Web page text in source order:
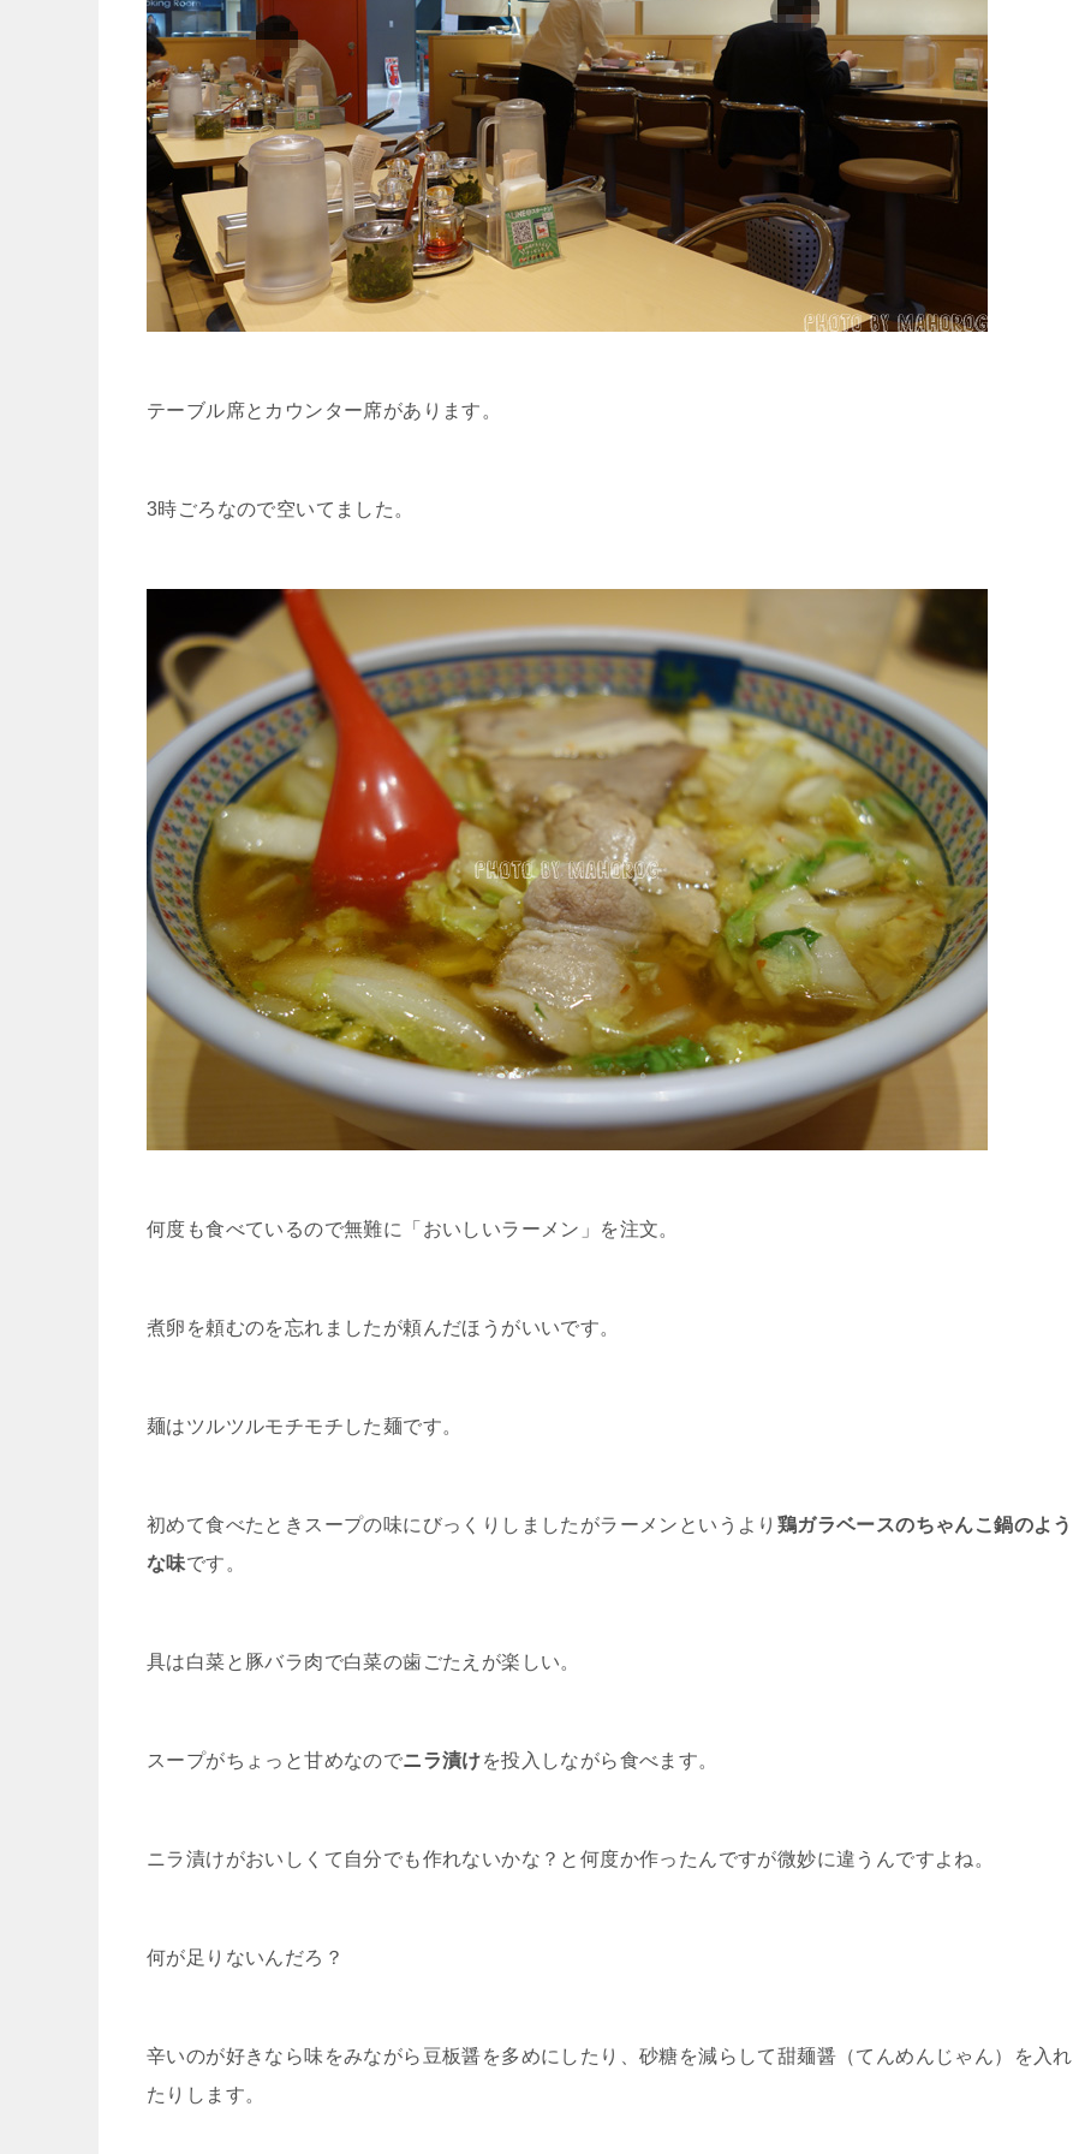
テーブル席とカウンター席があります。
3時ごろなので空いてました。
何度も食べているので無難に「おいしいラーメン」を注文。
煮卵を頼むのを忘れましたが頼んだほうがいいです。
麺はツルツルモチモチした麺です。
初めて食べたときスープの味にびっくりしましたがラーメンというより 鶏ガラベースのちゃんこ鍋のよう
な味です。
具は白菜と豚バラ肉で白菜の歯ごたえが楽しい。
スープがちょっと甘めなのでニラ漬けを投入しながら食べます。
ニラ漬けがおいしくて自分でも作れないかな？と何度か作ったんですが微妙に違うんですよね。
何が足りないんだろ？
辛いのが好きなら味をみながら豆板醤を多めにしたり、砂糖を減らして甜麺醤（てんめんじゃん）を入れ
たりします。